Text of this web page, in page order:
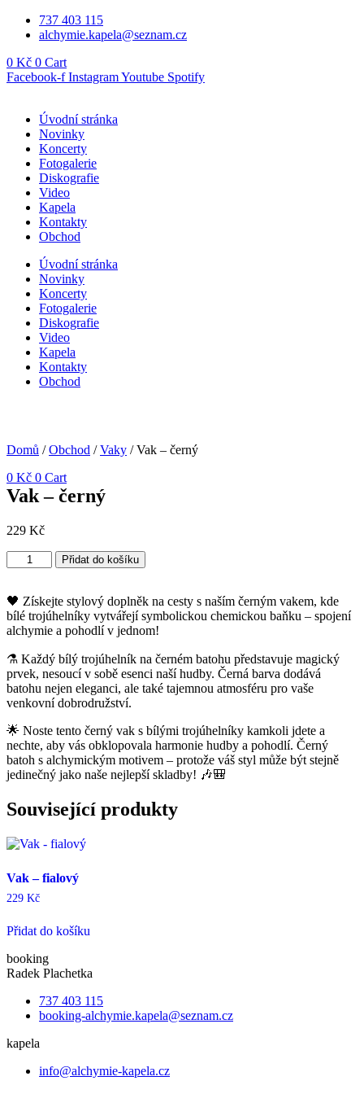
Přejít
737 403 115
alchymie.kapela@seznam.cz
0 Kč 0 Cart
Facebook-f InstagramYoutube Spotify
Úvodní stránka
Novinky
Koncerty
Fotogalerie
Diskografie
Video
Kapela
Kontakty
Obchod
Úvodní stránka
Novinky
Koncerty
Fotogalerie
Diskografie
Video
Kapela
Kontakty
Obchod
Domů /Obchod /Vaky / Vak – černý
0 Kč 0 Cart
Vak – černý
229 Kč
-
množství
Přidat do košíku
🖤 Získejte stylový doplněk na cesty s naším černým vakem, kde
bílé trojúhelníky vytvářejí symbolickou chemickou baňku – spojení
alchymie a pohodlí v jednom!
⚗️ Každý bílý trojúhelník na černém batohu představuje magický
prvek, nesoucí v sobě esenci naší hudby. Černá barva dodává
batohu nejen eleganci, ale také tajemnou atmosféru pro vaše
venkovní dobrodružství.
🌟 Noste tento černý vak s bílými trojúhelníky kamkoli jdete a
nechte, aby vás obklopovala harmonie hudby a pohodlí. Černý
batoh s alchymickým motivem – protože váš styl může být stejně
jedinečný jako naše nejlepší skladby! 🎶🎒
Související produkty
Vak – fialový
229 Kč
Přidat do košíku
booking
Radek Plachetka
737 403 115
booking-alchymie.kapela@seznam.cz
kapela
info@alchymie-kapela.cz